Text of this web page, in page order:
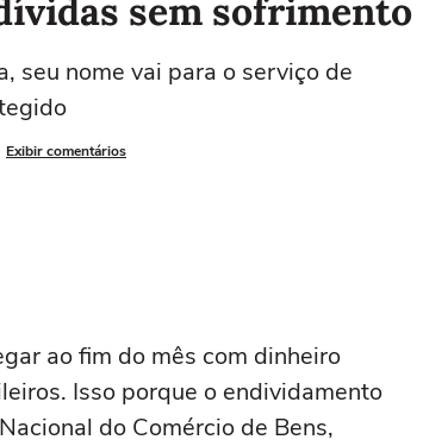
sem sofrimento
seu nome vai para o serviço de
Exibir comentários
ao fim do mês com dinheiro
Isso porque o endividamento
do Comércio de Bens,